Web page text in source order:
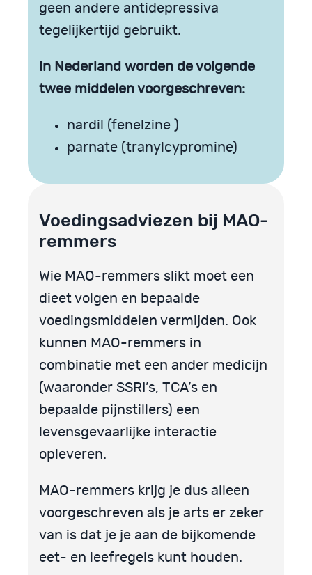
geen andere antidepressiva
tegelijkertijd gebruikt.
In Nederland worden de volgende
twee middelen voorgeschreven:
nardil (fenelzine )
parnate (tranylcypromine)
Voedingsadviezen bij MAO-
remmers
Wie MAO-remmers slikt moet een
dieet volgen en bepaalde
voedingsmiddelen vermijden. Ook
kunnen MAO-remmers in
combinatie met een ander medicijn
(waaronder SSRI’s, TCA’s en
bepaalde pijnstillers) een
levensgevaarlijke interactie
opleveren.
MAO-remmers krijg je dus alleen
voorgeschreven als je arts er zeker
van is dat je je aan de bijkomende
eet- en leefregels kunt houden.